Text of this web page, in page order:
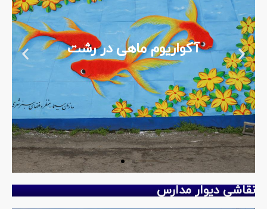
آکواریوم ماهی در رشت
نقاشی دیوار مدارس